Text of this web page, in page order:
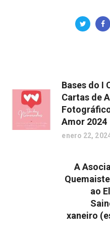
Bases do I
Cartas de
Amor 2024
enero 22,
A
ao
xaneiro